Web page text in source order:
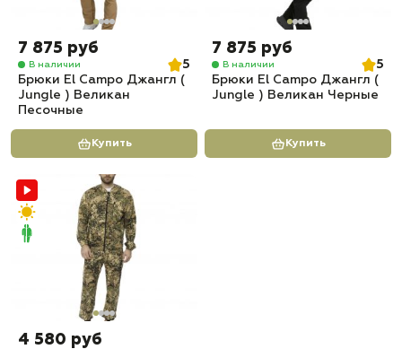
7 875 руб
В наличии
5
Брюки El Campo Джангл (
Jungle ) Великан
Песочные
Купить
7 875 руб
В наличии
5
Брюки El Campo Джангл (
Jungle ) Великан Черные
Купить
4 580 руб